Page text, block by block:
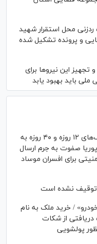
ردزنی محل استقرار شهید
و پرونده تشکیل شده
این نیرو‌ها برای
باید بهبود یابد
۲ عامل مهم صهیونیست‌ها در جنگ‌های ۱۲ روزه و ۴۰ روزه به
صفوت به جرم ارسال
برای افسران موساد
توقیف نشده است
/ خرید ملک به نام
دریافتی از شکات
پولشویی